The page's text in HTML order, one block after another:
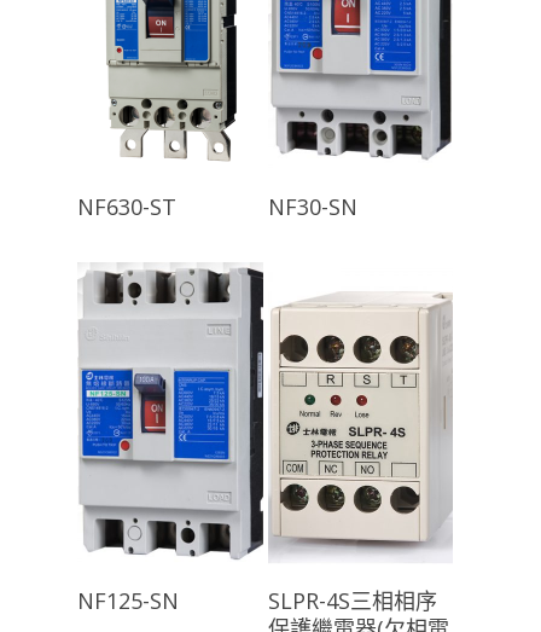
NF630-ST NF30-SN
NF125-SN 查看內容
SLPR-4S三相相序